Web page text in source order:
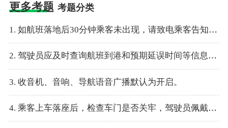
更多考题 考题分类
1. 如航班落地后30分钟乘客未出现，请致电乘客告知开始计费，起租时间自航班落地后开始起算。
2. 驾驶员应及时查询航班到港和预期延误时间等信息，延误30分钟内（不含）免费等待。
3. 收音机、音响、导航语音广播默认为开启。
4. 乘客上车落座后，检查车门是否关牢，驾驶员佩戴安全带，告知并提醒全车乘客系好安全带。